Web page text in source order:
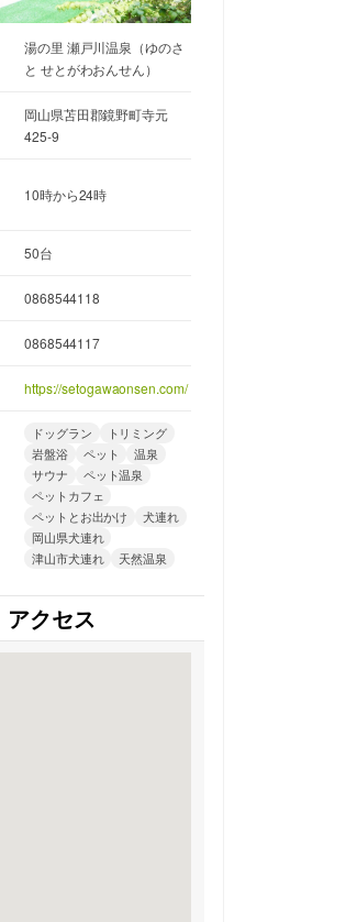
湯の里 瀬戸川温泉（ゆのさ
と せとがわおんせん）
岡山県苫田郡鏡野町寺元
425-9
10時から24時
50台
0868544118
0868544117
https://setogawaonsen.com/
ドッグラン
トリミング
岩盤浴
ペット
温泉
サウナ
ペット温泉
ペットカフェ
ペットとお出かけ
犬連れ
岡山県犬連れ
津山市犬連れ
天然温泉
アクセス